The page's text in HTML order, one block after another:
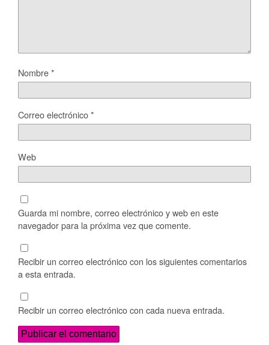
Nombre*
Correo electrónico*
Web
Guarda mi nombre, correo electrónico y web en este
navegador para la próxima vez que comente.
Recibir un correo electrónico con los siguientes comentarios
a esta entrada.
Recibir un correo electrónico con cada nueva entrada.